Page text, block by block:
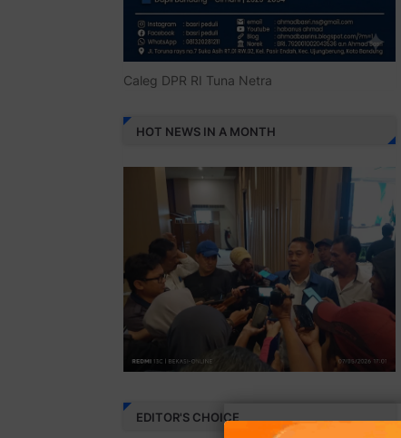
Caleg DPR RI Tuna Netra
HOT NEWS IN A MONTH
EDITOR'S CHOICE